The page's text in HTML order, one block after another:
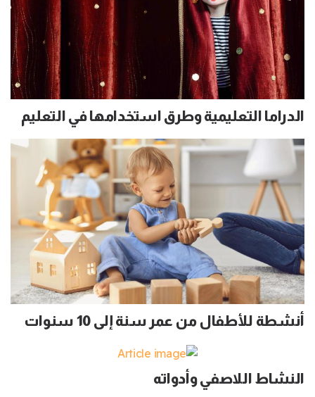
الدراما التعليمية وطرق استخدامها في التعليم
أنشطة للأطفال من عمر سنة إلى 10 سنوات
النشاط اللاصفي وأدواته